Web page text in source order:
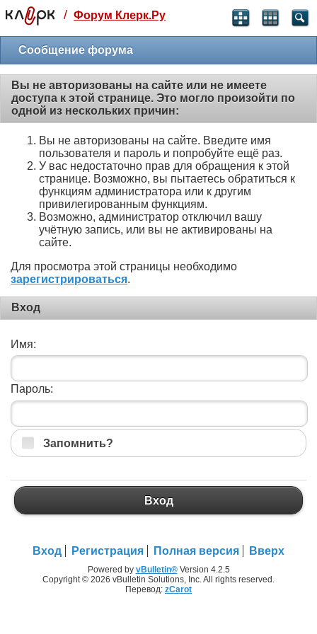
Святые угодники, Клерк без рекламы
прекрасен:)
месяц
₽
3 месяца
259 ₽
полгода
Оплатить
/ Форум Клерк.Ру
Сообщение форума
Вы не авторизованы на сайте или не имеете
доступа к этой странице. Это могло произойти по
одной из нескольких причин:
Вы не авторизованы на сайте. Введите имя
пользователя и пароль и попробуйте ещё раз.
У вас недостаточно прав для обращения к этой
странице. Возможно, вы пытаетесь обратиться к
функциям администратора или к другим
привилегированным функциям.
Возможно, администратор отключил вашу
учётную запись, или вы не активированы на
сайте.
Для просмотра этой страницы необходимо
зарегистрироваться.
Вход
Имя:
Пароль:
Запомнить?
Вход
Вход Регистрация Полная версия Вверх
Powered by vBulletin®Version 4.2.5
Copyright © 2026 vBulletin Solutions, Inc. All rights reserved.
Перевод: zCarot